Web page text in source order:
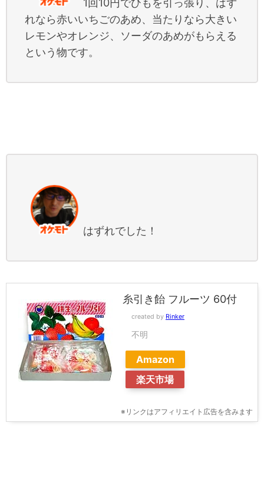
1回10円でひもを引っ張り、はず
れなら赤いいちごのあめ、当たりなら大きい
レモンやオレンジ、ソーダのあめがもらえる
という物です。
はずれでした！
糸引き飴 フルーツ 60付
created by Rinker
不明
Amazon
楽天市場
※リンクはアフィリエイト広告を含みます